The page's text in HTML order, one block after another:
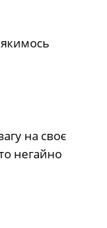
на своє
негайно